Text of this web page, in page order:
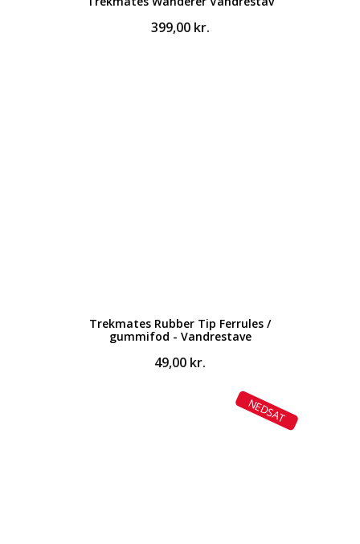
399,00 kr.
Trekmates Rubber Tip Ferrules /
gummifod - Vandrestave
49,00 kr.
NEDSAT